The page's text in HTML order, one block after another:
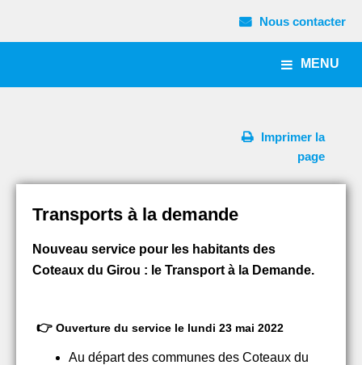
Nous contacter
MENU
Imprimer la
page
Transports à la demande
Nouveau service pour les habitants des
Coteaux du Girou : le Transport à la Demande.
👉 Ouverture du service le lundi 23 mai 2022
Au départ des communes des Coteaux du